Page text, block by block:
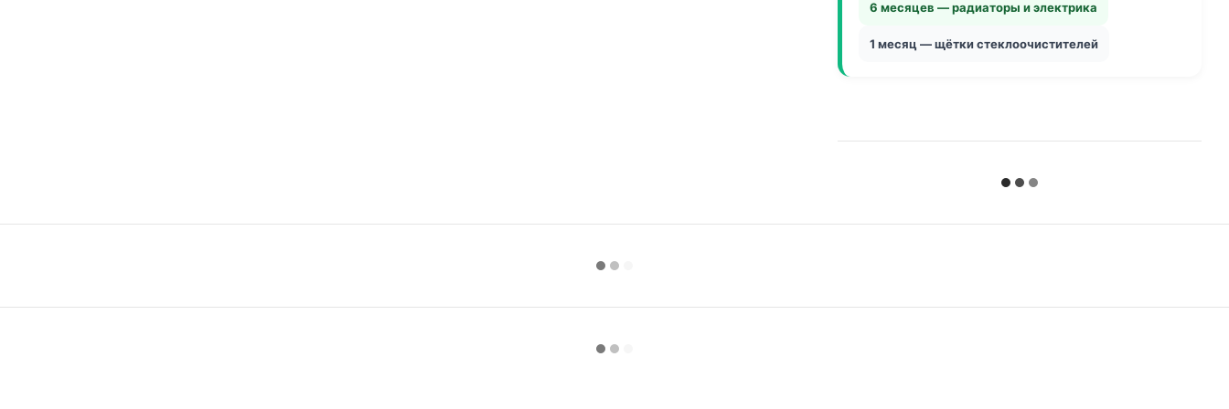
6 месяцев — радиаторы и электрика
1 месяц — щётки стеклоочистителей